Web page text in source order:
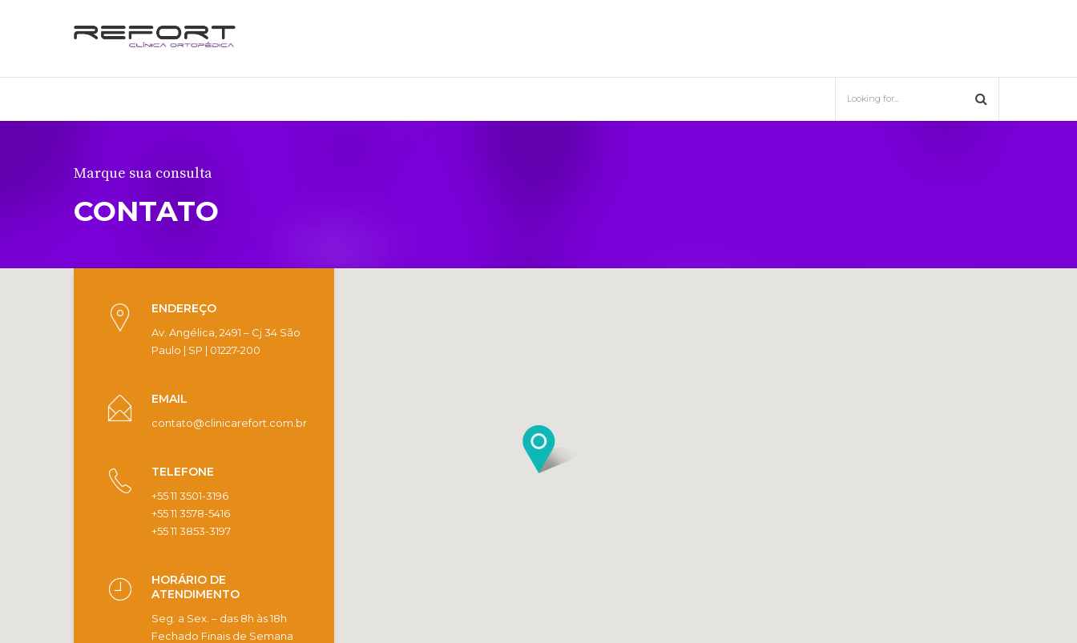
Marque sua consulta
CONTATO
ENDEREÇO
Av. Angélica, 2491 – Cj 34 São
Paulo | SP | 01227-200
EMAIL
contato@clinicarefort.com.br
TELEFONE
+55 11 3501-3196
+55 11 3578-5416
+55 11 3853-3197
HORÁRIO DE
ATENDIMENTO
Seg. a Sex. – das 8h às 18h
Fechado Finais de Semana